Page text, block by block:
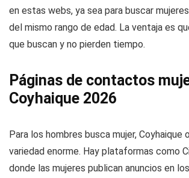
en estas webs, ya sea para buscar
del mismo rango de edad. La ventaja es
que buscan y no pierden tiempo.
Páginas de contactos
Coyhaique 2026
Para los hombres busca mujer, Coyhaique
variedad enorme. Hay plataformas como
donde las mujeres publican anuncios en